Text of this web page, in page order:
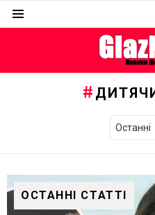
ОСТАННІ СТАТТІ